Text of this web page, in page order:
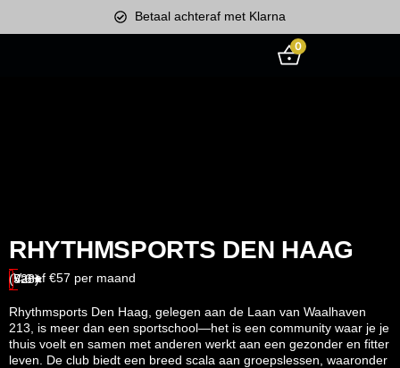
Betaal achteraf met Klarna
0
RHYTHMSPORTS DEN HAAG
4.6★
(528)
Vanaf €57 per maand
Rhythmsports Den Haag, gelegen aan de Laan van Waalhaven
213, is meer dan een sportschool—het is een community waar je je
thuis voelt en samen met anderen werkt aan een gezonder en fitter
leven. De club biedt een breed scala aan groepslessen, waaronder